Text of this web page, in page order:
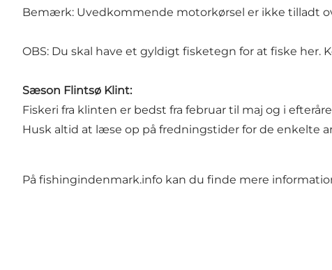
Bemærk: Uvedkommende motorkørsel er ikke tilladt
OBS: Du skal have et gyldigt fisketegn for at fiske her.
Sæson Flintsø Klint:
Fiskeri fra klinten er bedst fra februar til maj og i
Husk altid at læse op på fredningstider for de enkelte
På fishingindenmark.info kan du finde mere